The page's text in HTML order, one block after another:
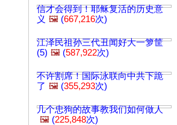
信才会得到！耶稣复活的历史意
义 🖼️ (667,216次)
江泽民祖孙三代丑闻好大一箩筐
(5) 🖼️ (587,922次)
不许割席！国际泳联向中共下跪
了 🖼️ (355,293次)
几个忠狗的故事教我们如何做人
🖼️ (225,848次)